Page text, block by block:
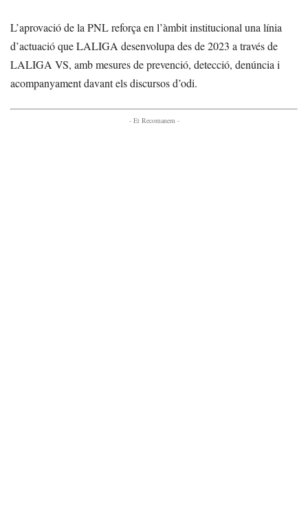
L’aprovació de la PNL reforça en l’àmbit institucional una línia
d’actuació que LALIGA desenvolupa des de 2023 a través de
LALIGA VS, amb mesures de prevenció, detecció, denúncia i
acompanyament davant els discursos d’odi.
- Et Recomanem -